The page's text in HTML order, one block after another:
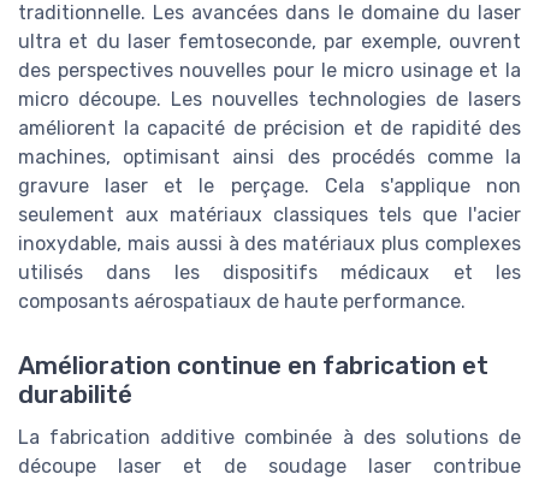
traditionnelle. Les avancées dans le domaine du laser
ultra et du laser femtoseconde, par exemple, ouvrent
des perspectives nouvelles pour le micro usinage et la
micro découpe. Les nouvelles technologies de lasers
améliorent la capacité de précision et de rapidité des
machines, optimisant ainsi des procédés comme la
gravure laser et le perçage. Cela s'applique non
seulement aux matériaux classiques tels que l'acier
inoxydable, mais aussi à des matériaux plus complexes
utilisés dans les dispositifs médicaux et les
composants aérospatiaux de haute performance.
Amélioration continue en fabrication et
durabilité
La fabrication additive combinée à des solutions de
découpe laser et de soudage laser contribue